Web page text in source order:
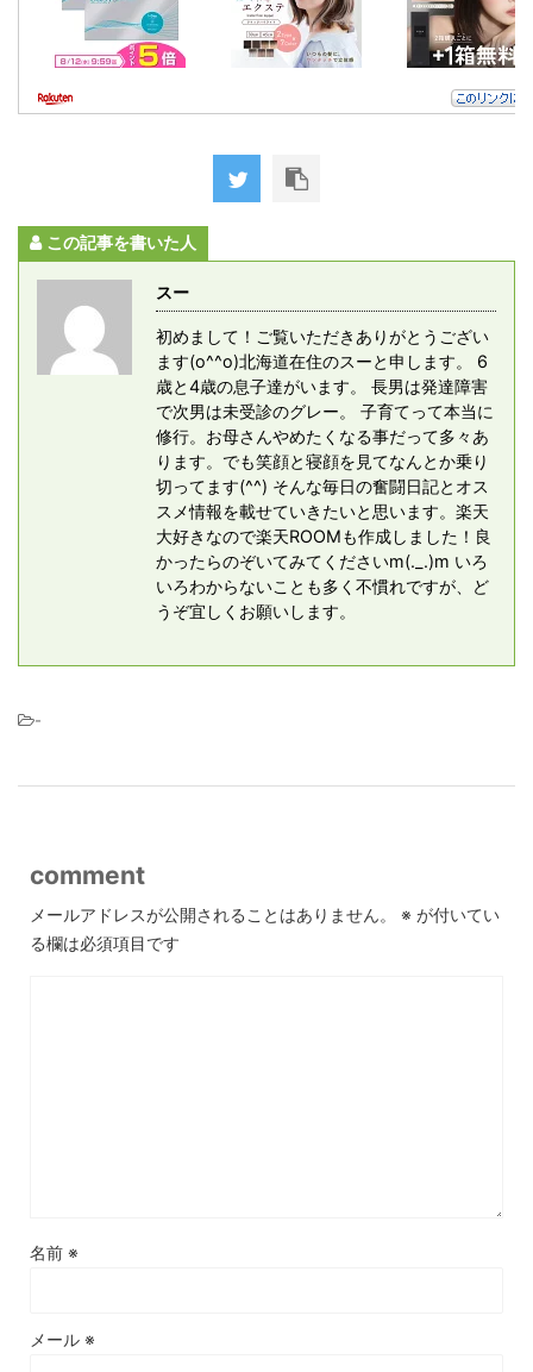
この記事を書いた人
スー
初めまして！ご覧いただきありがとうござい
ます(o^^o)北海道在住のスーと申します。 6
歳と4歳の息子達がいます。 長男は発達障害
で次男は未受診のグレー。 子育てって本当に
修行。お母さんやめたくなる事だって多々あ
ります。でも笑顔と寝顔を見てなんとか乗り
切ってます(^^) そんな毎日の奮闘日記とオス
スメ情報を載せていきたいと思います。楽天
大好きなので楽天ROOMも作成しました！良
かったらのぞいてみてくださいm(._.)m いろ
いろわからないことも多く不慣れですが、ど
うぞ宜しくお願いします。
-
comment
メールアドレスが公開されることはありません。 ※ が付いてい
る欄は必須項目です
名前 ※
メール ※